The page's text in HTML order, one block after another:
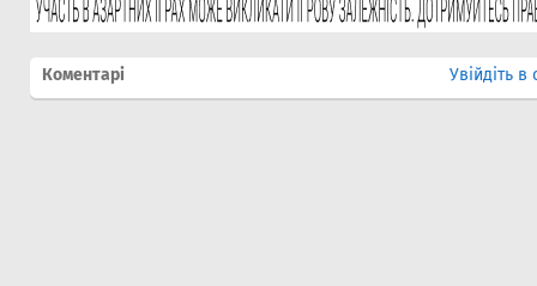
Коментарі Увійдіть в